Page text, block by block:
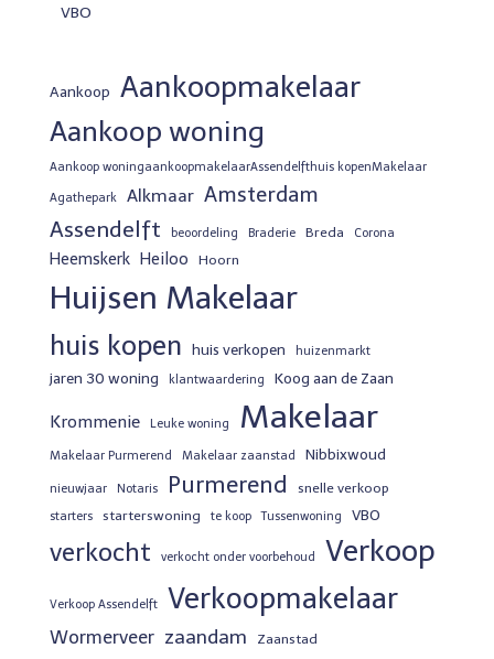
VBO
Aankoop Aankoopmakelaar
Aankoop woning
Aankoop woningaankoopmakelaarAssendelfthuis kopenMakelaar
Agathepark Alkmaar Amsterdam
Assendelft beoordeling Braderie Breda Corona
Heemskerk Heiloo Hoorn
Huijsen Makelaar
huis kopen huis verkopen huizenmarkt
jaren 30 woning klantwaardering Koog aan de Zaan
Krommenie Leuke woning Makelaar
Makelaar Purmerend Makelaar zaanstad Nibbixwoud
nieuwjaar Notaris Purmerend snelle verkoop
starters starterswoning te koop Tussenwoning VBO
verkocht verkocht onder voorbehoud Verkoop
Verkoop Assendelft Verkoopmakelaar
Wormerveer zaandam Zaanstad